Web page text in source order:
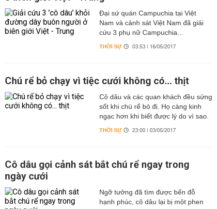
Đại sứ quán Campuchia tại Việt
Nam và cảnh sát Việt Nam đã giải
cứu 3 phụ nữ Campuchia...
THỜI SỰ 03:53 | 16/05/2017
Chú rể bỏ chạy vì tiệc cưới không có... thịt
Cô dâu và các quan khách đều sửng
sốt khi chú rể bỏ đi. Họ càng kinh
ngạc hơn khi biết được lý do vì sao.
THỜI SỰ 23:00 | 03/05/2017
Cô dâu gọi cảnh sát bắt chú rể ngay trong
ngày cưới
Ngỡ tưởng đã tìm được bến đỗ
hạnh phúc, cô dâu lại bị một phen